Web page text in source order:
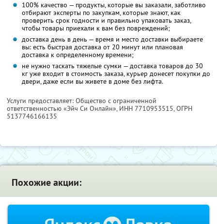
100% качество — продукты, которые вы заказали, заботливо
отбирают эксперты по закупкам, которые знают, как
проверить срок годности и правильно упаковать заказ,
чтобы товары приехали к вам без повреждений;
доставка день в день — время и место доставки выбираете
вы: есть быстрая доставка от 20 минут или плановая
доставка к определенному времени;
не нужно таскать тяжелые сумки — доставка товаров до 30
кг уже входит в стоимость заказа, курьер донесет покупки до
двери, даже если вы живете в доме без лифта.
Услуги предоставляет: Общество с ограниченной
ответственностью «Эйч Си Онлайн», ИНН 7710953515, ОГРН
5137746166135
Похожие акции: